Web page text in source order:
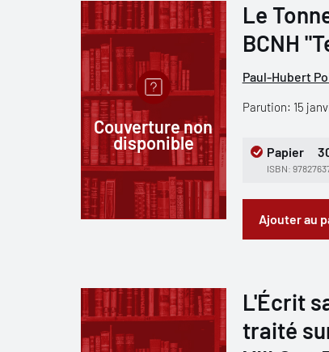
Couverture non
disponible
Le
BCNH
Paul-Hubert
Parution: 15
Papier
ISBN:
Ajouter au
L'Écrit
traité